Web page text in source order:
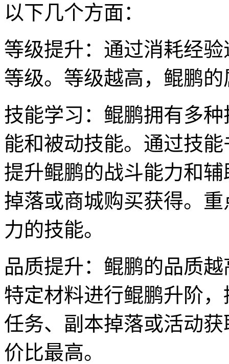
以下几个方面：
等级提升：通过消耗经
等级。等级越高，鲲鹏
技能学习：鲲鹏拥有多
能和被动技能。通过技
提升鲲鹏的战斗能力和
掉落或商城购买获得。
力的技能。
品质提升：鲲鹏的品质
特定材料进行鲲鹏升阶
任务、副本掉落或活动
价比最高。